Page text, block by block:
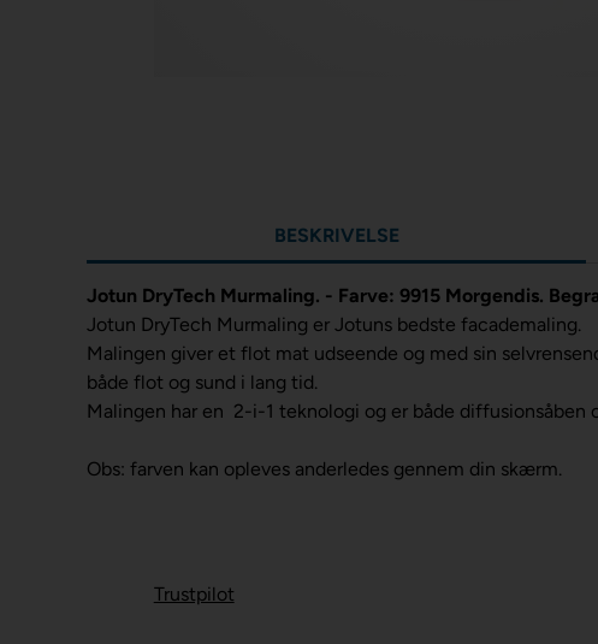
BESKRIVELSE
Jotun DryTech Murmaling. - Farve: 9915 Morgendis.
Jotun DryTech Murmaling er Jotuns bedste facademaling.
Malingen giver et flot mat udseende og med sin
både flot og sund i lang tid.
Malingen har en 2-i-1 teknologi og er både diffusionsåben
Obs: farven kan opleves anderledes gennem din skærm.
Trustpilot